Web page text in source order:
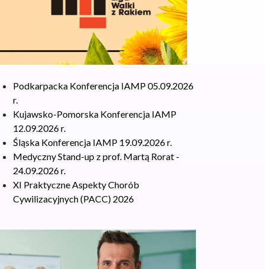
Podkarpacka Konferencja IAMP 05.09.2026
r.
Kujawsko-Pomorska Konferencja IAMP
12.09.2026 r.
Śląska Konferencja IAMP 19.09.2026 r.
Medyczny Stand-up z prof. Martą Rorat -
24.09.2026 r.
XI Praktyczne Aspekty Chorób
Cywilizacyjnych (PACC) 2026